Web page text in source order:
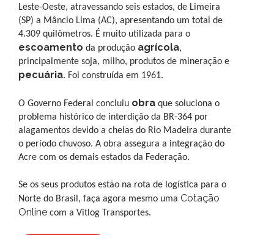
Leste-Oeste, atravessando seis estados, de Limeira
(SP) a Mâncio Lima (AC), apresentando um total de
4.309 quilômetros. É muito utilizada para o
escoamento da produção agrícola,
principalmente soja, milho, produtos de mineração e
pecuária. Foi construída em 1961.
O Governo Federal concluiu obra que soluciona o
problema histórico de interdição da BR-364 por
alagamentos devido a cheias do Rio Madeira durante
o período chuvoso. A obra assegura a integração do
Acre com os demais estados da Federação.
Se os seus produtos estão na rota de logística para o
Norte do Brasil, faça agora mesmo uma Cotação
Online com a Vitlog Transportes.